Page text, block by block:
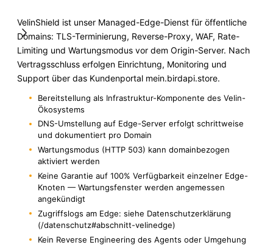
VelinShield ist unser Managed-Edge-Dienst für öffentliche
Domains: TLS-Terminierung, Reverse-Proxy, WAF, Rate-
Limiting und Wartungsmodus vor dem Origin-Server. Nach
Vertragsschluss erfolgen Einrichtung, Monitoring und
Support über das Kundenportal mein.birdapi.store.
Bereitstellung als Infrastruktur-Komponente des Velin-
Ökosystems
DNS-Umstellung auf Edge-Server erfolgt schrittweise
und dokumentiert pro Domain
Wartungsmodus (HTTP 503) kann domainbezogen
aktiviert werden
Keine Garantie auf 100% Verfügbarkeit einzelner Edge-
Knoten — Wartungsfenster werden angemessen
angekündigt
Zugriffslogs am Edge: siehe Datenschutzerklärung
(/datenschutz#abschnitt-velinedge)
Kein Reverse Engineering des Agents oder Umgehung